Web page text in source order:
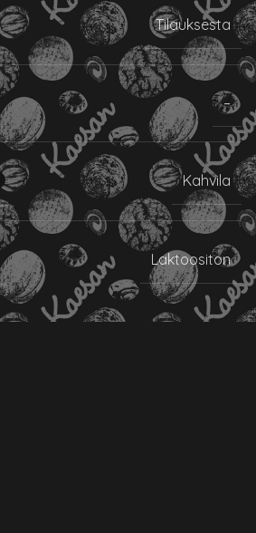
Tilauksesta
–
Kahvila
Laktoositon